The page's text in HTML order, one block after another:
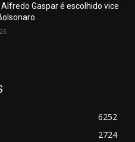
Gaspar é escolhido vice
6252
2724